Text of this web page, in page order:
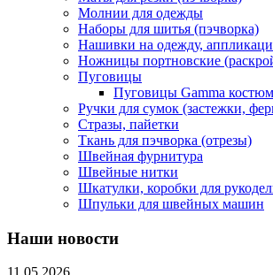
Молнии для одежды
Наборы для шитья (пэчворка)
Нашивки на одежду,
Ножницы портновские
Пуговицы
Пуговицы Gamma
Ручки для сумок (застежки,
Стразы, пайетки
Ткань для пэчворка (отрезы)
Швейная фурнитура
Швейные нитки
Шкатулки, коробки для
Шпульки для швейных машин
Наши новости